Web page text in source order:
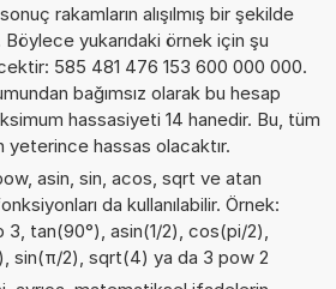
rakamların alışılmış bir şekilde
Böylece yukarıdaki örnek için şu
585 481 476 153 600 000 000.
bağımsız olarak bu hesap
hassasiyeti 14 hanedir. Bu, tüm
yeterince hassas olacaktır.
asin, sin, acos, sqrt ve atan
da kullanılabilir. Örnek:
3, tan(90°), asin(1/2), cos(pi/2),
sin(π/2), sqrt(4) ya da 3 pow 2